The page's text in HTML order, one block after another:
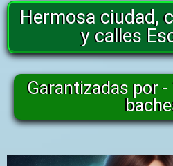
Hermosa ciudad,
y calles
Garantizadas por